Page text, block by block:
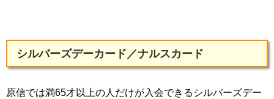
シルバーズデーカード／ナルスカード
原信では満65才以上の人だけが入会できるシルバーズデー